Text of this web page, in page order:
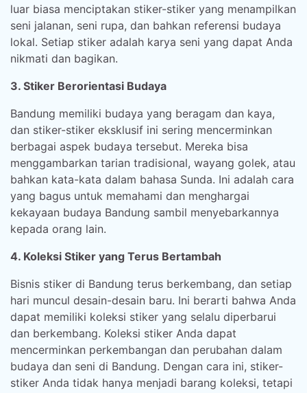
luar biasa menciptakan stiker-stiker yang menampilkan
seni jalanan, seni rupa, dan bahkan referensi budaya
lokal. Setiap stiker adalah karya seni yang dapat Anda
nikmati dan bagikan.
3. Stiker Berorientasi Budaya
Bandung memiliki budaya yang beragam dan kaya,
dan stiker-stiker eksklusif ini sering mencerminkan
berbagai aspek budaya tersebut. Mereka bisa
menggambarkan tarian tradisional, wayang golek, atau
bahkan kata-kata dalam bahasa Sunda. Ini adalah cara
yang bagus untuk memahami dan menghargai
kekayaan budaya Bandung sambil menyebarkannya
kepada orang lain.
4. Koleksi Stiker yang Terus Bertambah
Bisnis stiker di Bandung terus berkembang, dan setiap
hari muncul desain-desain baru. Ini berarti bahwa Anda
dapat memiliki koleksi stiker yang selalu diperbarui
dan berkembang. Koleksi stiker Anda dapat
mencerminkan perkembangan dan perubahan dalam
budaya dan seni di Bandung. Dengan cara ini, stiker-
stiker Anda tidak hanya menjadi barang koleksi, tetapi